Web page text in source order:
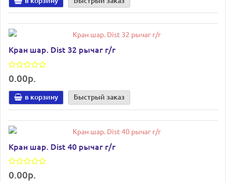
Кран шар. Dist 32 рычаг г/г
0.00р.
в корзину Быстрый заказ
Кран шар. Dist 40 рычаг г/г
0.00р.